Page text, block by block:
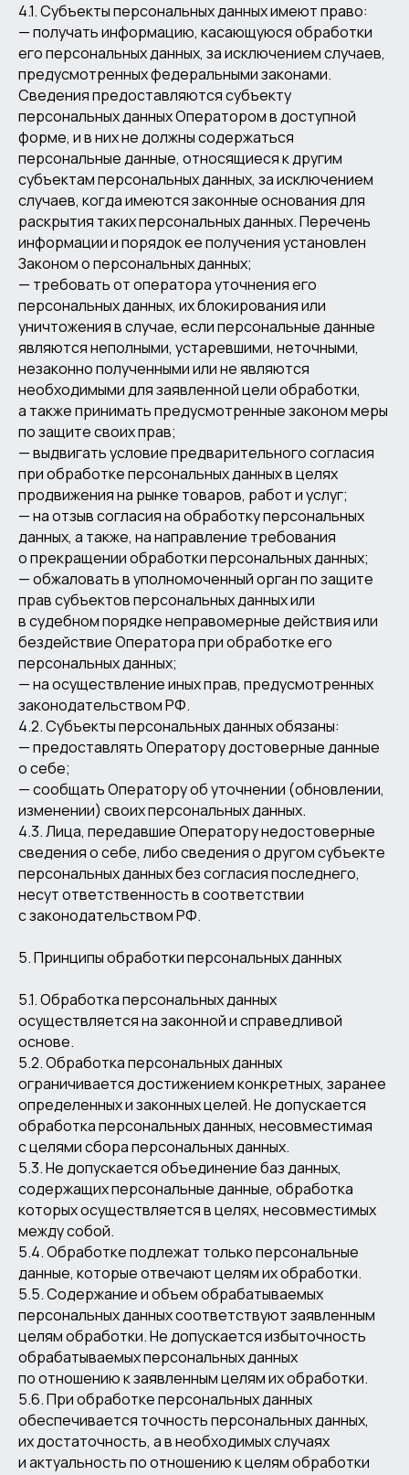
4.1. Субъекты персональных данных имеют право:
— получать информацию, касающуюся обработки
его персональных данных, за исключением случаев,
предусмотренных федеральными законами.
Сведения предоставляются субъекту
персональных данных Оператором в доступной
форме, и в них не должны содержаться
персональные данные, относящиеся к другим
субъектам персональных данных, за исключением
случаев, когда имеются законные основания для
раскрытия таких персональных данных. Перечень
информации и порядок ее получения установлен
Законом о персональных данных;
— требовать от оператора уточнения его
персональных данных, их блокирования или
уничтожения в случае, если персональные данные
являются неполными, устаревшими, неточными,
незаконно полученными или не являются
необходимыми для заявленной цели обработки,
а также принимать предусмотренные законом меры
по защите своих прав;
— выдвигать условие предварительного согласия
при обработке персональных данных в целях
продвижения на рынке товаров, работ и услуг;
— на отзыв согласия на обработку персональных
данных, а также, на направление требования
о прекращении обработки персональных данных;
— обжаловать в уполномоченный орган по защите
прав субъектов персональных данных или
в судебном порядке неправомерные действия или
бездействие Оператора при обработке его
персональных данных;
— на осуществление иных прав, предусмотренных
законодательством РФ.
4.2. Субъекты персональных данных обязаны:
— предоставлять Оператору достоверные данные
о себе;
— сообщать Оператору об уточнении (обновлении,
изменении) своих персональных данных.
4.3. Лица, передавшие Оператору недостоверные
сведения о себе, либо сведения о другом субъекте
персональных данных без согласия последнего,
несут ответственность в соответствии
с законодательством РФ.
5. Принципы обработки персональных данных
5.1. Обработка персональных данных
осуществляется на законной и справедливой
основе.
5.2. Обработка персональных данных
ограничивается достижением конкретных, заранее
определенных и законных целей. Не допускается
обработка персональных данных, несовместимая
с целями сбора персональных данных.
5.3. Не допускается объединение баз данных,
содержащих персональные данные, обработка
которых осуществляется в целях, несовместимых
между собой.
5.4. Обработке подлежат только персональные
данные, которые отвечают целям их обработки.
5.5. Содержание и объем обрабатываемых
персональных данных соответствуют заявленным
целям обработки. Не допускается избыточность
обрабатываемых персональных данных
по отношению к заявленным целям их обработки.
5.6. При обработке персональных данных
обеспечивается точность персональных данных,
их достаточность, а в необходимых случаях
и актуальность по отношению к целям обработки